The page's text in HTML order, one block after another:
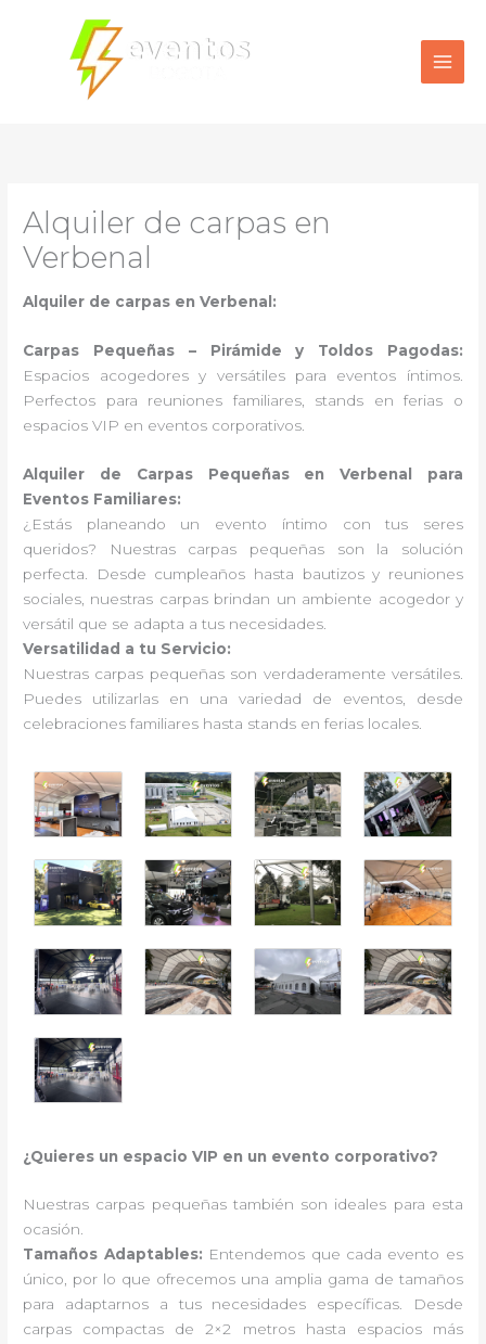
contenido
Alquiler de carpas en
Verbenal
Alquiler de carpas en Verbenal:
Carpas Pequeñas – Pirámide y Toldos Pagodas:
Espacios acogedores y versátiles para eventos íntimos.
Perfectos para reuniones familiares, stands en ferias o
espacios VIP en eventos corporativos.
Alquiler de Carpas Pequeñas en Verbenal para
Eventos Familiares:
¿Estás planeando un evento íntimo con tus seres
queridos? Nuestras carpas pequeñas son la solución
perfecta. Desde cumpleaños hasta bautizos y reuniones
sociales, nuestras carpas brindan un ambiente acogedor y
versátil que se adapta a tus necesidades.
Versatilidad a tu Servicio:
Nuestras carpas pequeñas son verdaderamente versátiles.
Puedes utilizarlas en una variedad de eventos, desde
celebraciones familiares hasta stands en ferias locales.
¿Quieres un espacio VIP en un evento corporativo?
Nuestras carpas pequeñas también son ideales para esta
ocasión.
Tamaños Adaptables: Entendemos que cada evento es
único, por lo que ofrecemos una amplia gama de tamaños
para adaptarnos a tus necesidades específicas. Desde
carpas compactas de 2×2 metros hasta espacios más